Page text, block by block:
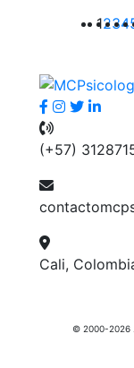
1234
(+57)
Cali,
© 2000-2026